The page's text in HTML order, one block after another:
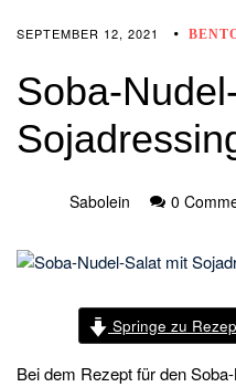
SEPTEMBER 12, 2021
Soba-
Sabolein 0
Springe zu
Bei dem Rezept für den